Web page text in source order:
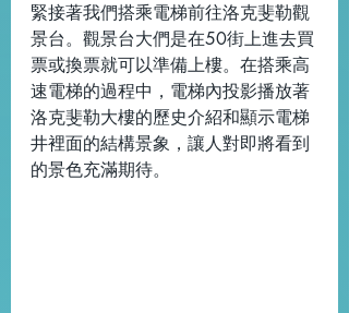
緊接著我們搭乘電梯前往洛克斐勒觀
景台。觀景台大們是在50街上進去買
票或換票就可以準備上樓。在搭乘高
速電梯的過程中，電梯內投影播放著
洛克斐勒大樓的歷史介紹和顯示電梯
井裡面的結構景象，讓人對即將看到
的景色充滿期待。